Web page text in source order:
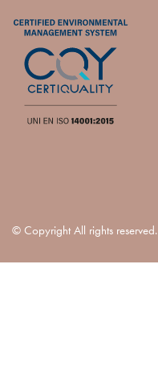
© Copyright All rights reserved.